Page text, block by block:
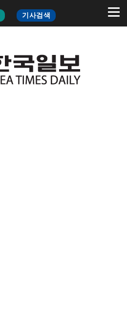
기사검색